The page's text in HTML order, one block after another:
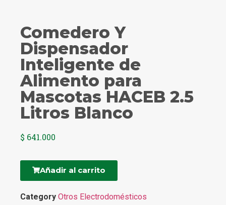
Comedero Y
Dispensador
Inteligente de
Alimento para
Mascotas HACEB 2.5
Litros Blanco
$ 641.000
Añadir al carrito
Category Otros Electrodomésticos